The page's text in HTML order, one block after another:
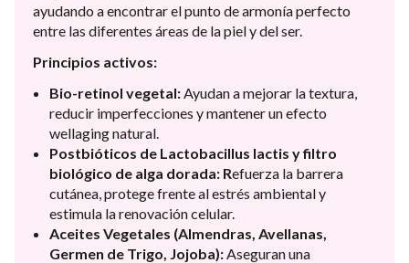
ayudando a encontrar el punto de armonía perfecto
entre las diferentes áreas de la piel y del ser.
Principios activos:
Bio-retinol vegetal: Ayudan a mejorar la textura,
reducir imperfecciones y mantener un efecto
wellaging natural.
Postbióticos de Lactobacillus lactis y filtro
biológico de alga dorada: Refuerza la barrera
cutánea, protege frente al estrés ambiental y
estimula la renovación celular.
Aceites Vegetales (Almendras, Avellanas,
Germen de Trigo, Jojoba): Aseguran una